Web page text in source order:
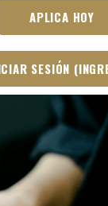
APLICA HOY
SESIÓN